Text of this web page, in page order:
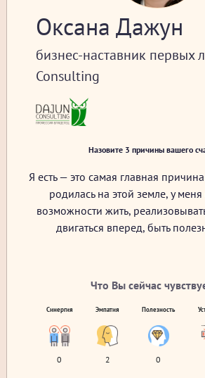
Оксана Дажун
бизнес-наставник первых
Consulting
Назовите 3 причины вашего
Я есть — это самая главная
родилась на этой земле, у меня
возможности жить,
двигаться вперед, быть
Что Вы сейчас
Синергия
0
Эмпатия
2
Полезность
0